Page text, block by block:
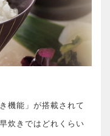
機能」が搭載されて
炊きではどれくらい